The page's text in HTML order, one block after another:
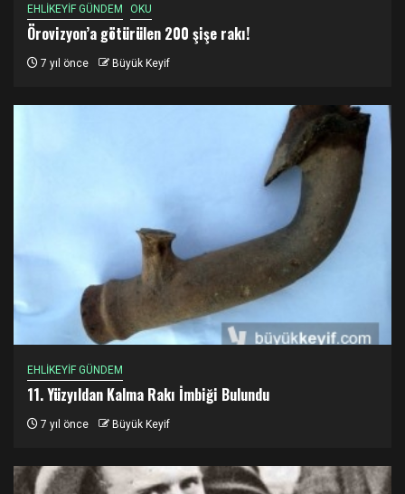
EHLİKEYİF GÜNDEM OKU
Örovizyon’a götürülen 200 şişe rakı!
7 yıl önce Büyük Keyif
EHLİKEYİF GÜNDEM
11. Yüzyıldan Kalma Rakı İmbiği Bulundu
7 yıl önce Büyük Keyif